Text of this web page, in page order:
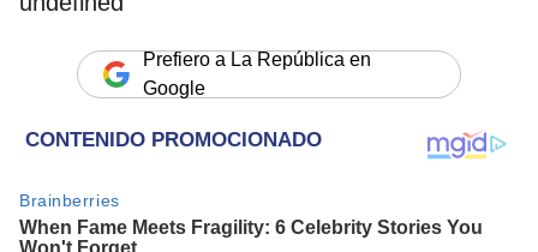
Prefiero a La República en
Google